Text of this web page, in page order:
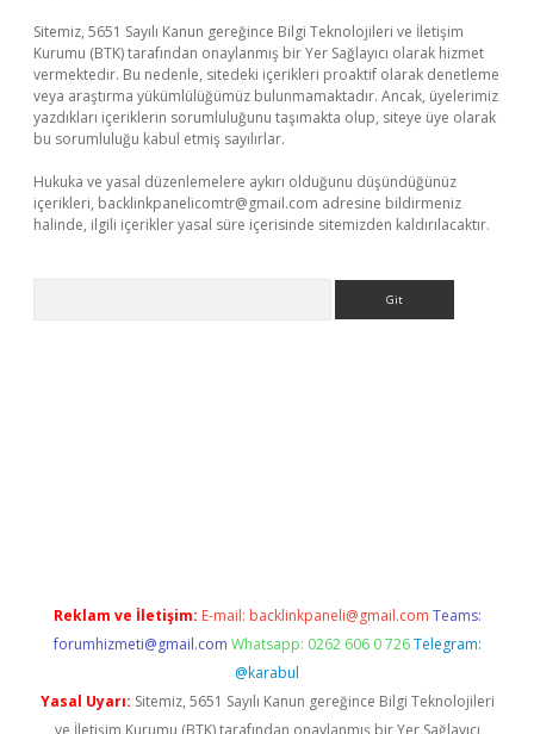
Sitemiz, 5651 Sayılı Kanun gereğince Bilgi Teknolojileri ve İletişim
Kurumu (BTK) tarafından onaylanmış bir Yer Sağlayıcı olarak hizmet
vermektedir. Bu nedenle, sitedeki içerikleri proaktif olarak denetleme
veya araştırma yükümlülüğümüz bulunmamaktadır. Ancak, üyelerimiz
yazdıkları içeriklerin sorumluluğunu taşımakta olup, siteye üye olarak
bu sorumluluğu kabul etmiş sayılırlar.
Hukuka ve yasal düzenlemelere aykırı olduğunu düşündüğünüz
içerikleri, backlinkpanelicomtr@gmail.com adresine bildirmeniz
halinde, ilgili içerikler yasal süre içerisinde sitemizden kaldırılacaktır.
Reklam ve İletişim: E-mail: backlinkpaneli@gmail.com Teams:
forumhizmeti@gmail.com Whatsapp: 0262 606 0 726 Telegram:
@karabul
Yasal Uyarı: Sitemiz, 5651 Sayılı Kanun gereğince Bilgi Teknolojileri
ve İletişim Kurumu (BTK) tarafından onaylanmış bir Yer Sağlayıcı